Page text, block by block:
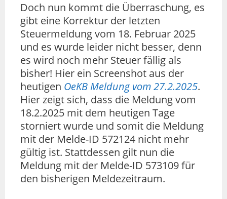
Doch nun kommt die Überraschung, es
gibt eine Korrektur der letzten
Steuermeldung vom 18. Februar 2025
und es wurde leider nicht besser, denn
es wird noch mehr Steuer fällig als
bisher! Hier ein Screenshot aus der
heutigen OeKB Meldung vom 27.2.2025.
Hier zeigt sich, dass die Meldung vom
18.2.2025 mit dem heutigen Tage
storniert wurde und somit die Meldung
mit der Melde-ID 572124 nicht mehr
gültig ist. Stattdessen gilt nun die
Meldung mit der Melde-ID 573109 für
den bisherigen Meldezeitraum.